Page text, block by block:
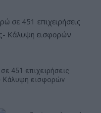
451 επιχειρήσεις
Κάλυψη εισφορών